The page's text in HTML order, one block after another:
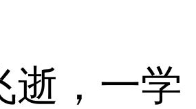
逝，一学